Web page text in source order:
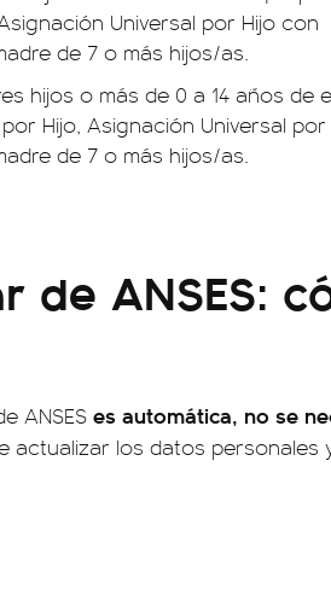
Universal por Hijo con
de 7 o más hijos/as.
hijos o más de 0 a 14 años de
Hijo, Asignación Universal
de 7 o más hijos/as.
de ANSES:
ANSES es automática, no se
actualizar los datos personales